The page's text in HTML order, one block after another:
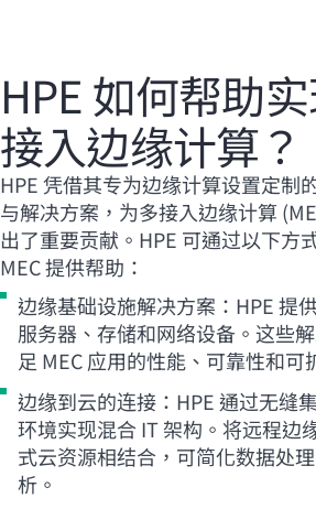
HPE 如何帮助
接入边缘计算？
HPE 凭借其专为边缘计算设置定制
与解决方案，为多接入边缘计算
出了重要贡献。HPE 可通过以下方
MEC 提供帮助：
边缘基础设施解决方案：HPE 提
服务器、存储和网络设备。这些
足 MEC 应用的性能、可靠性和可
边缘到云的连接：HPE 通过无缝
环境实现混合 IT 架构。将远程边
式云资源相结合，可简化数据处
析。